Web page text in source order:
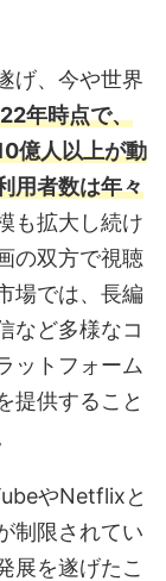
げ、今や世界
年時点で、
億人以上が動
用者数は年々
も拡大し続け
の双方で視聴
場では、長編
など多様なコ
ットフォーム
提供すること
やNetflixと
制限されてい
展を遂げたこ